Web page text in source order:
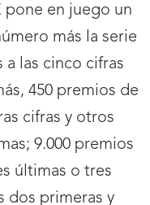
pone en juego un
más la serie
a las cinco cifras
450 premios de
cifras y otros
9.000 premios
últimas o tres
dos primeras y